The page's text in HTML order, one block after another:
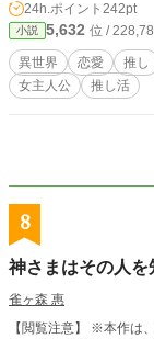
24h.ポイント 242pt
小説 5,632 位 /
異世界 恋愛 推し
女主人公
推し活
8
神さまはその人を
雀ヶ森 惠
【閲覧注意】 ※本作は